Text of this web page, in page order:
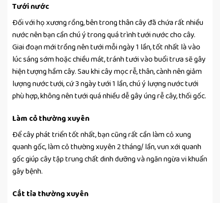
Tưới nước
Đối với họ xương rồng, bên trong thân cây đã chứa rất nhiều
nước nên bạn cần chú ý trong quá trình tưới nước cho cây.
Giai đoạn mới trồng nên tưới mỗi ngày 1 lần, tốt nhất là vào
lúc sáng sớm hoặc chiều mát, tránh tưới vào buổi trưa sẽ gây
hiện tượng hầm cây. Sau khi cây mọc rễ, thân, cành nên giảm
lượng nước tưới, cứ 3 ngày tưới 1 lần, chú ý lượng nước tưới
phù hợp, không nên tưới quá nhiều dễ gây úng rễ cây, thối gốc.
Làm cỏ thường xuyên
Để cây phát triển tốt nhất, bạn cũng rất cần làm cỏ xung
quanh gốc, làm cỏ thường xuyên 2 tháng/ lần, vun xới quanh
gốc giúp cây tập trung chất dinh dưỡng và ngăn ngừa vi khuẩn
gây bệnh.
Cắt tỉa thường xuyên